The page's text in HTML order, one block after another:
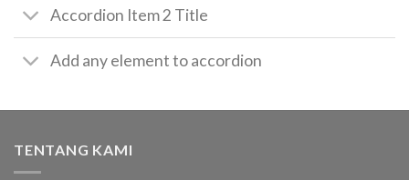
Accordion Item 2 Title
Add any element to accordion
TENTANG KAMI